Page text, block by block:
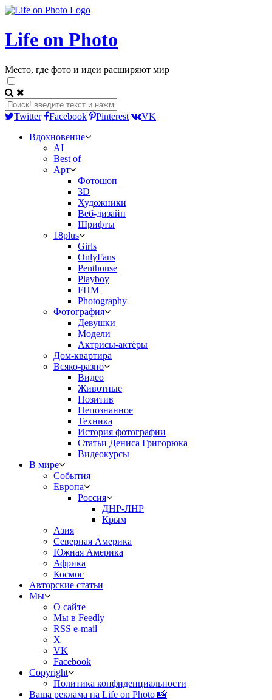
Life on Photo
Место, где фото и идеи расширяют мир
Twitter Facebook Pinterest
VK
Вдохновение
AI
Best of
Арт
Фотошоп
3D
Художники
Веб-дизайн
Шрифты
18plus
Girls
OnlyFans
Penthouse
Playboy
FHM
Photography
Фотография
Девушки
Модели
Актрисы-актёры
Дом-квартира
Всяко-разно
Видео
Животные
Позитив
Непознанное
Техника
История фотографии
Статьи Дениса Григорюка
Видеокурсы
В мире
События
Европа
Россия
ДНР-ЛНР
Крым
Азия
Северная Америка
Южная Америка
Африка
Космос
Авторские статьи
Мы
О сайте
Мы в Feedly
RSS e-mail
X
VK
Facebook
Copyright
Политика конфиденциальности
Ваша реклама на Life on Photo 📸